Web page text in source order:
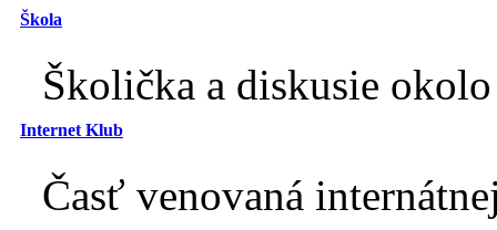
Škola
Školička a diskusie
Internet Klub
Časť venovaná